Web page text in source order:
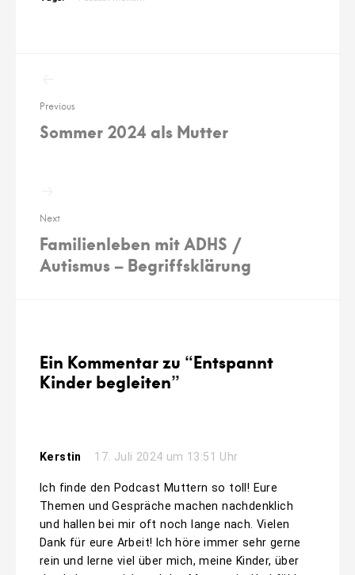
Previous
Sommer 2024 als Mutter
Next
Familienleben mit ADHS /
Autismus – Begriffsklärung
Ein Kommentar zu “Entspannt
Kinder begleiten”
Kerstin 17. Juli 2024 um 13:51 Uhr
Ich finde den Podcast Muttern so toll! Eure
Themen und Gespräche machen nachdenklich
und hallen bei mir oft noch lange nach. Vielen
Dank für eure Arbeit! Ich höre immer sehr gerne
rein und lerne viel über mich, meine Kinder, über